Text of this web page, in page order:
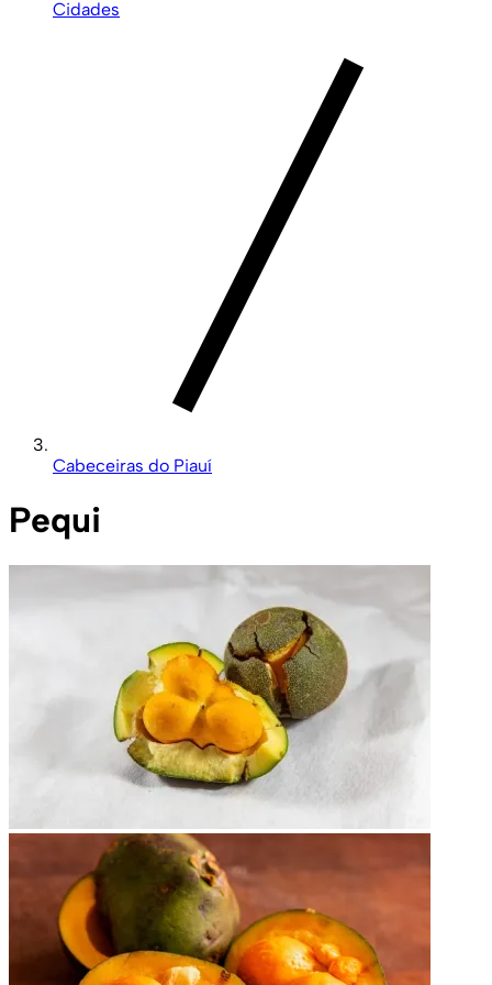
Cidades
Cabeceiras do Piauí
Pequi